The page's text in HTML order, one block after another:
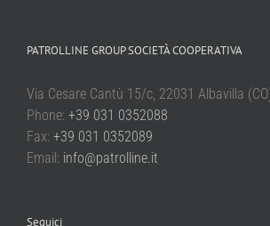
PATROLLINE GROUP SOCIETÀ COOPERATIVA
Via Cesare Cantù 15/c, 22031 Albavilla
Phone: +39 031 0352088
Fax: +39 031 0352089
Email: info@patrolline.it
Seguici